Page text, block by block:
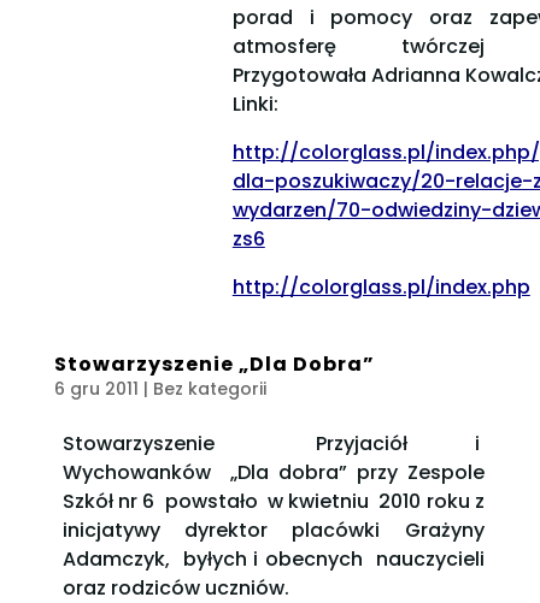
porad i pomocy oraz
atmosferę twórczej
Przygotowała Adrianna
Linki:
http://colorglass.pl/
dla-poszukiwaczy/20-relacje-
wydarzen/70-odwiedziny-
zs6
http://colorglass.pl/index.php
Stowarzyszenie „Dla Dobra”
6 gru 2011 | Bez kategorii
Stowarzyszenie Przyjaciół i
Wychowanków „Dla dobra” przy Zespole
Szkół nr 6 powstało w kwietniu 2010 roku z
inicjatywy dyrektor placówki Grażyny
Adamczyk, byłych i obecnych nauczycieli
oraz rodziców uczniów.